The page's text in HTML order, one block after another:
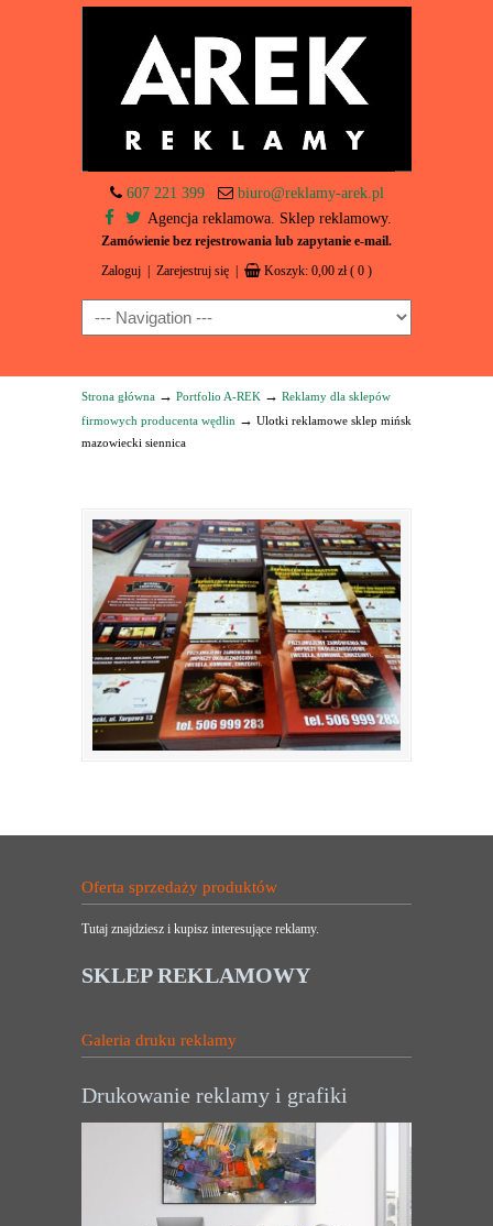
607 221 399
biuro@reklamy-arek.pl
Agencja reklamowa. Sklep reklamowy.
Zamówienie bez rejestrowania lub zapytanie e-mail.
Zaloguj Zarejestruj się Koszyk: 0,00 zł ( 0 )
Navigation
Strona główna → Portfolio A-REK → Reklamy dla sklepów
firmowych producenta wędlin → Ulotki reklamowe sklep mińsk
mazowiecki siennica
Oferta sprzedaży produktów
Tutaj znajdziesz i kupisz interesujące reklamy.
SKLEP REKLAMOWY
Galeria druku reklamy
Drukowanie reklamy i grafiki